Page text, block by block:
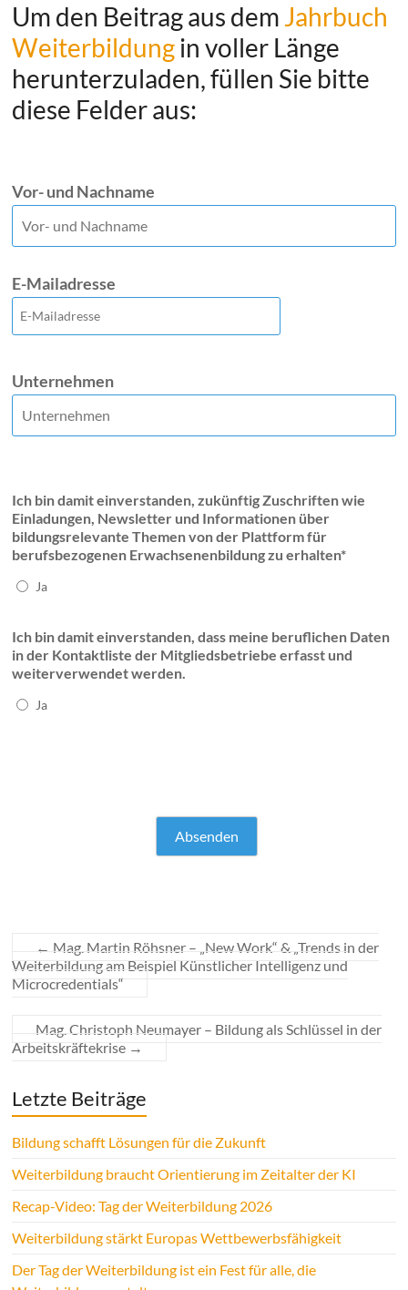
Um den Beitrag aus dem Jahrbuch
Weiterbildung in voller Länge
herunterzuladen, füllen Sie bitte
diese Felder aus:
Vor- und Nachname
E-Mailadresse
Unternehmen
Ich bin damit einverstanden, zukünftig Zuschriften wie
Einladungen, Newsletter und Informationen über
bildungsrelevante Themen von der Plattform für
berufsbezogenen Erwachsenenbildung zu erhalten*
Ja
Ich bin damit einverstanden, dass meine beruflichen Daten
in der Kontaktliste der Mitgliedsbetriebe erfasst und
weiterverwendet werden.
Ja
← Mag. Martin Röhsner – „New Work“ & „Trends in der
Weiterbildung am Beispiel Künstlicher Intelligenz und
Microcredentials“
Mag. Christoph Neumayer – Bildung als Schlüssel in der
Arbeitskräftekrise →
Letzte Beiträge
Bildung schafft Lösungen für die Zukunft
Weiterbildung braucht Orientierung im Zeitalter der KI
Recap-Video: Tag der Weiterbildung 2026
Weiterbildung stärkt Europas Wettbewerbsfähigkeit
Der Tag der Weiterbildung ist ein Fest für alle, die